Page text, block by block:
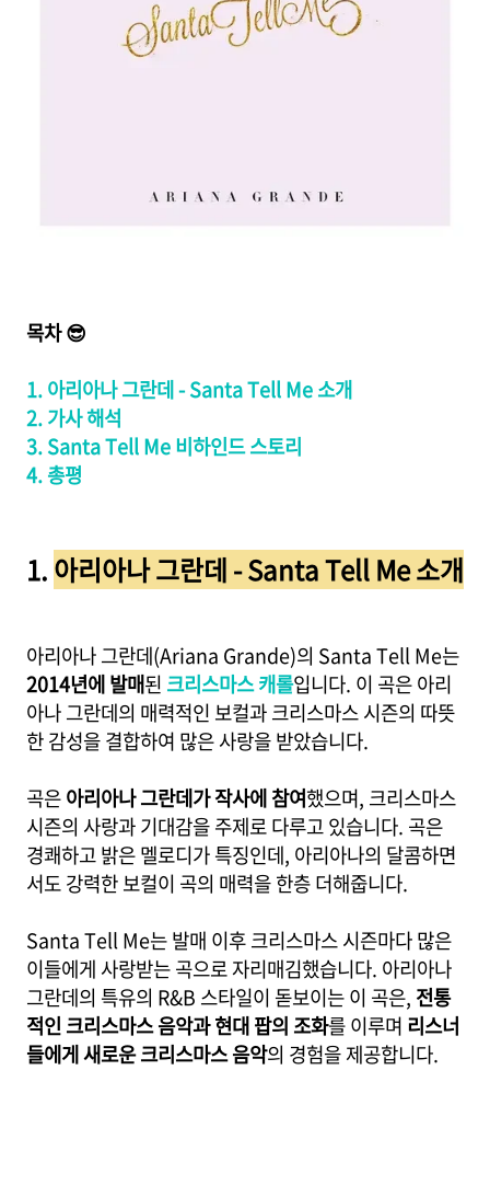
목차 😎
1. 아리아나 그란데 - Santa Tell Me 소개
2. 가사 해석
3. Santa Tell Me 비하인드 스토리
4. 총평
1.아리아나 그란데 - Santa Tell Me 소개
아리아나 그란데(Ariana Grande)의 Santa Tell Me는
2014년에 발매된 크리스마스 캐롤입니다. 이 곡은 아리
아나 그란데의 매력적인 보컬과 크리스마스 시즌의 따뜻
한 감성을 결합하여 많은 사랑을 받았습니다.
곡은아리아나 그란데가 작사에 참여했으며, 크리스마스
시즌의 사랑과 기대감을 주제로 다루고 있습니다. 곡은
경쾌하고 밝은 멜로디가 특징인데, 아리아나의 달콤하면
서도 강력한 보컬이 곡의 매력을 한층 더해줍니다.
Santa Tell Me는 발매 이후 크리스마스 시즌마다 많은
이들에게 사랑받는 곡으로 자리매김했습니다. 아리아나
그란데의 특유의 R&B 스타일이 돋보이는 이 곡은, 전통
적인 크리스마스 음악과 현대 팝의 조화를 이루며 리스너
들에게 새로운 크리스마스 음악의 경험을 제공합니다.